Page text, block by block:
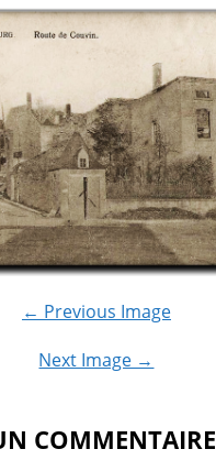
← Previous Image
Next Image →
COMMENTAIRE